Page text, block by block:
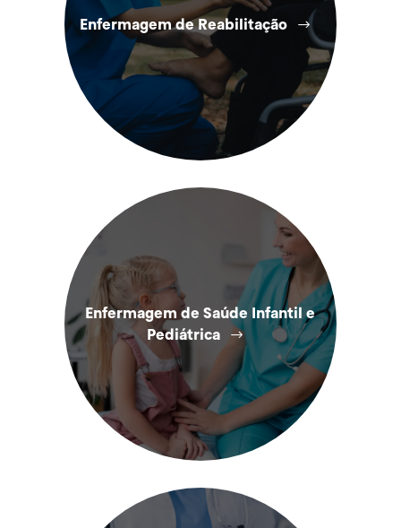
Enfermagem de Reabilitação
Enfermagem de Saúde Infantil e
Pediátrica